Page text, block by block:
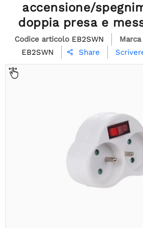
accensione/
doppia presa e
Codice articolo EB2SWN Marca
EB2SWN
 Share